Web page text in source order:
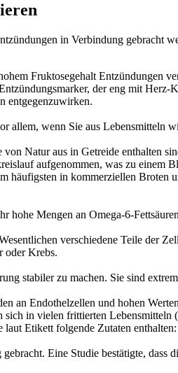
in Verbindung gebracht
Fruktosegehalt Entzündungen
der eng mit
entgegenzuwirken.
wenn Sie aus Lebensmitteln
Natur aus in Getreide enthalten
aufgenommen, was zu einem
häufigsten in kommerziellen Broten
Mengen an Omega-6-
verschiedene Teile der
oder Krebs.
stabiler zu machen. Sie sind
an Endothelzellen und hohen
in vielen frittierten
Etikett folgende Zutaten enthalten:
Eine Studie bestätigte,